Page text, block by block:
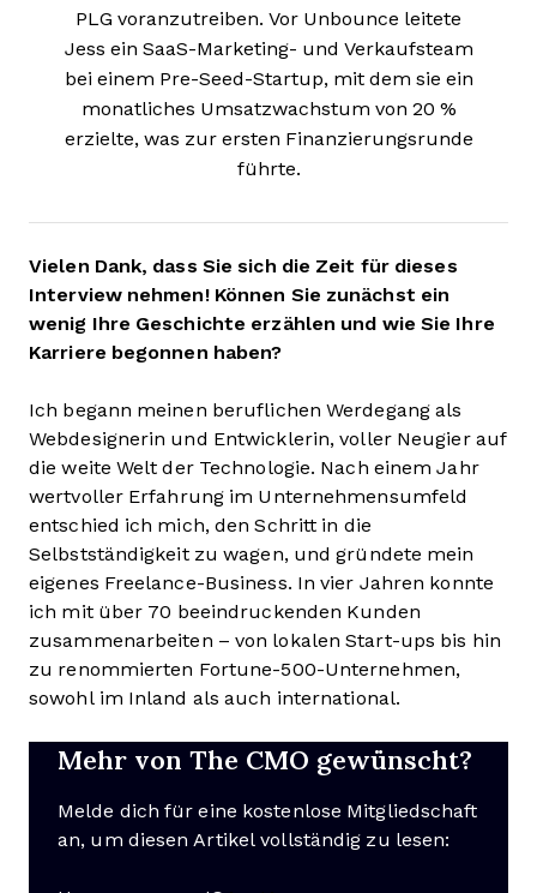
PLG voranzutreiben. Vor Unbounce leitete
Jess ein SaaS-Marketing- und Verkaufsteam
bei einem Pre-Seed-Startup, mit dem sie ein
monatliches Umsatzwachstum von 20 %
erzielte, was zur ersten Finanzierungsrunde
führte.
Vielen Dank, dass Sie sich die Zeit für dieses
Interview nehmen! Können Sie zunächst ein
wenig Ihre Geschichte erzählen und wie Sie Ihre
Karriere begonnen haben?
Ich begann meinen beruflichen Werdegang als
Webdesignerin und Entwicklerin, voller Neugier auf
die weite Welt der Technologie. Nach einem Jahr
wertvoller Erfahrung im Unternehmensumfeld
entschied ich mich, den Schritt in die
Selbstständigkeit zu wagen, und gründete mein
eigenes Freelance-Business. In vier Jahren konnte
ich mit über 70 beeindruckenden Kunden
zusammenarbeiten – von lokalen Start-ups bis hin
zu renommierten Fortune-500-Unternehmen,
sowohl im Inland als auch international.
Mehr von The CMO gewünscht?
Melde dich für eine kostenlose Mitgliedschaft
an, um diesen Artikel vollständig zu lesen: